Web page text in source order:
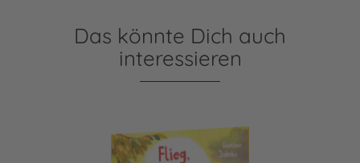
Das könnte Dich auch
interessieren